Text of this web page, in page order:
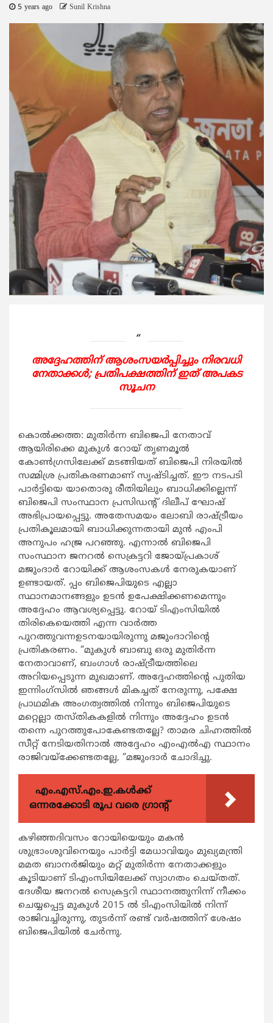
5 years ago Sunil Krishna
അദ്ദേഹത്തിന് ആശംസയര്‍പ്പിച്ചും നിരവധി
നേതാക്കള്‍; പ്രതിപക്ഷത്തിന് ഇത് അപകട
സൂചന
കൊല്‍ക്കത്ത: മുതിര്‍ന്ന ബിജെപി നേതാവ്
ആയിരിക്കെ മുകുള്‍ റോയ് തൃണമൂല്‍
കോണ്‍ഗ്രസിലേക്ക് മടങ്ങിയത് ബിജെപി നിരയില്‍
സമ്മിശ്ര പ്രതികരണമാണ് സൃഷ്ടിച്ചത്. ഈ നടപടി
പാര്‍ട്ടിയെ യാതൊരു രീതിയിലും ബാധിക്കില്ലെന്ന്
ബിജെപി സംസ്ഥാന പ്രസിഡന്‍റ് ദിലീപ് ഘോഷ്
അഭിപ്രായപ്പെട്ടു. അതേസമയം ലോബി രാഷ്ട്രീയം
പ്രതികൂലമായി ബാധിക്കുന്നതായി മുന്‍ എംപി
അനുപം ഹജ്ര പറഞ്ഞു. എന്നാല്‍ ബിജെപി
സംസ്ഥാന ജനറല്‍ സെക്രട്ടറി ജോയ്പ്രകാശ്
മജുംദാര്‍ റോയിക്ക് ആശംസകള്‍ നേരുകയാണ്
ഉണ്ടായത്. പ്പം ബിജെപിയുടെ എല്ലാ
സ്ഥാനമാനങ്ങളും ഉടന്‍ ഉപേക്ഷിക്കണമെന്നും
അദ്ദേഹം ആവശ്യപ്പെട്ടു. റോയ് ടിഎംസിയില്‍
തിരികെയെത്തി എന്ന വാര്‍ത്ത
പുറത്തുവന്നഉടനയായിരുന്നു മജുംദാറിന്‍റെ
പ്രതികരണം. “മുകുള്‍ ബാബു ഒരു മുതിര്‍ന്ന
നേതാവാണ്, ബംഗാള്‍ രാഷ്ട്രീയത്തിലെ
അറിയപ്പെടുന്ന മുഖമാണ്. അദ്ദേഹത്തിന്‍റെ പുതിയ
ഇന്നിംഗ്സില്‍ ഞങ്ങള്‍ മികച്ചത് നേരുന്നു, പക്ഷേ
പ്രാഥമിക അംഗത്വത്തില്‍ നിന്നും ബിജെപിയുടെ
മറ്റെല്ലാ തസ്തികകളില്‍ നിന്നും അദ്ദേഹം ഉടന്‍
തന്നെ പുറത്തുപോകേണ്ടതല്ലേ? താമര ചിഹ്നത്തില്‍
സീറ്റ് നേടിയതിനാല്‍ അദ്ദേഹം എംഎല്‍എ സ്ഥാനം
രാജിവയ്ക്കേണ്ടതല്ലേ, “മജുംദാര്‍ ചോദിച്ചു.
എം.എസ്.എം.ഇ.കൾക്ക്
ഒന്നരക്കോടി രൂപ വരെ ഗ്രാന്റ്
കഴിഞ്ഞദിവസം റോയിയെയും മകന്‍
ശുഭ്രാംശുവിനെയും പാര്‍ട്ടി മേധാവിയും മുഖ്യമന്ത്രി
മമത ബാനര്‍ജിയും മറ്റ് മുതിര്‍ന്ന നേതാക്കളും
കൂടിയാണ് ടിഎംസിയിലേക്ക് സ്വാഗതം ചെയ്തത്.
ദേശീയ ജനറല്‍ സെക്രട്ടറി സ്ഥാനത്തുനിന്ന് നീക്കം
ചെയ്യപ്പെട്ട മുകുള്‍ 2015 ല്‍ ടിഎംസിയില്‍ നിന്ന്
രാജിവച്ചിരുന്നു, തുടര്‍ന്ന് രണ്ട് വര്‍ഷത്തിന് ശേഷം
ബിജെപിയില്‍ ചേര്‍ന്നു.